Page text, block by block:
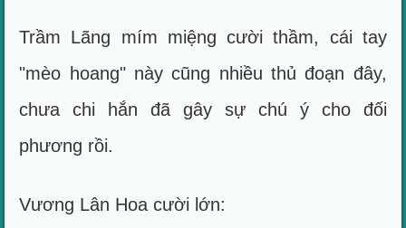
Trầm Lãng mím miệng cười thầm, cái tay
"mèo hoang" này cũng nhiều thủ đoạn đây,
chưa chi hắn đã gây sự chú ý cho đối
phương rồi.
Vương Lân Hoa cười lớn: